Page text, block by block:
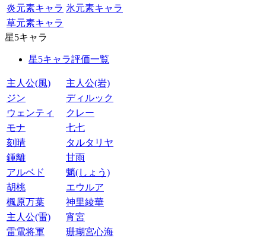
炎元素キャラ 氷元素キャラ
草元素キャラ
星5キャラ
星5キャラ評価一覧
主人公(風)
主人公(岩)
ジン
ディルック
ウェンティ
クレー
モナ
七七
刻晴
タルタリヤ
鍾離
甘雨
アルベド
魈(しょう)
胡桃
エウルア
楓原万葉
神里綾華
主人公(雷)
宵宮
雷電将軍
珊瑚宮心海